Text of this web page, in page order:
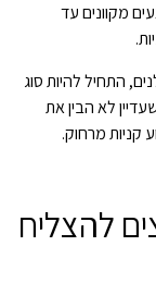
מקוונים עד
התחיל להיות סוג
לא הבין את
קניות מרחוק.
להצליח